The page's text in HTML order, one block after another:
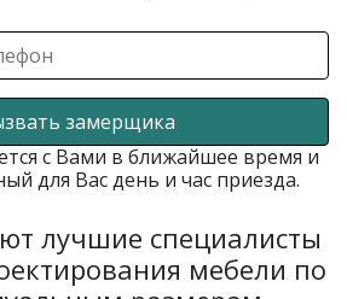
замерщика
с Вами в ближайшее время и
для Вас день и час приезда.
лучшие специалисты
мебели по